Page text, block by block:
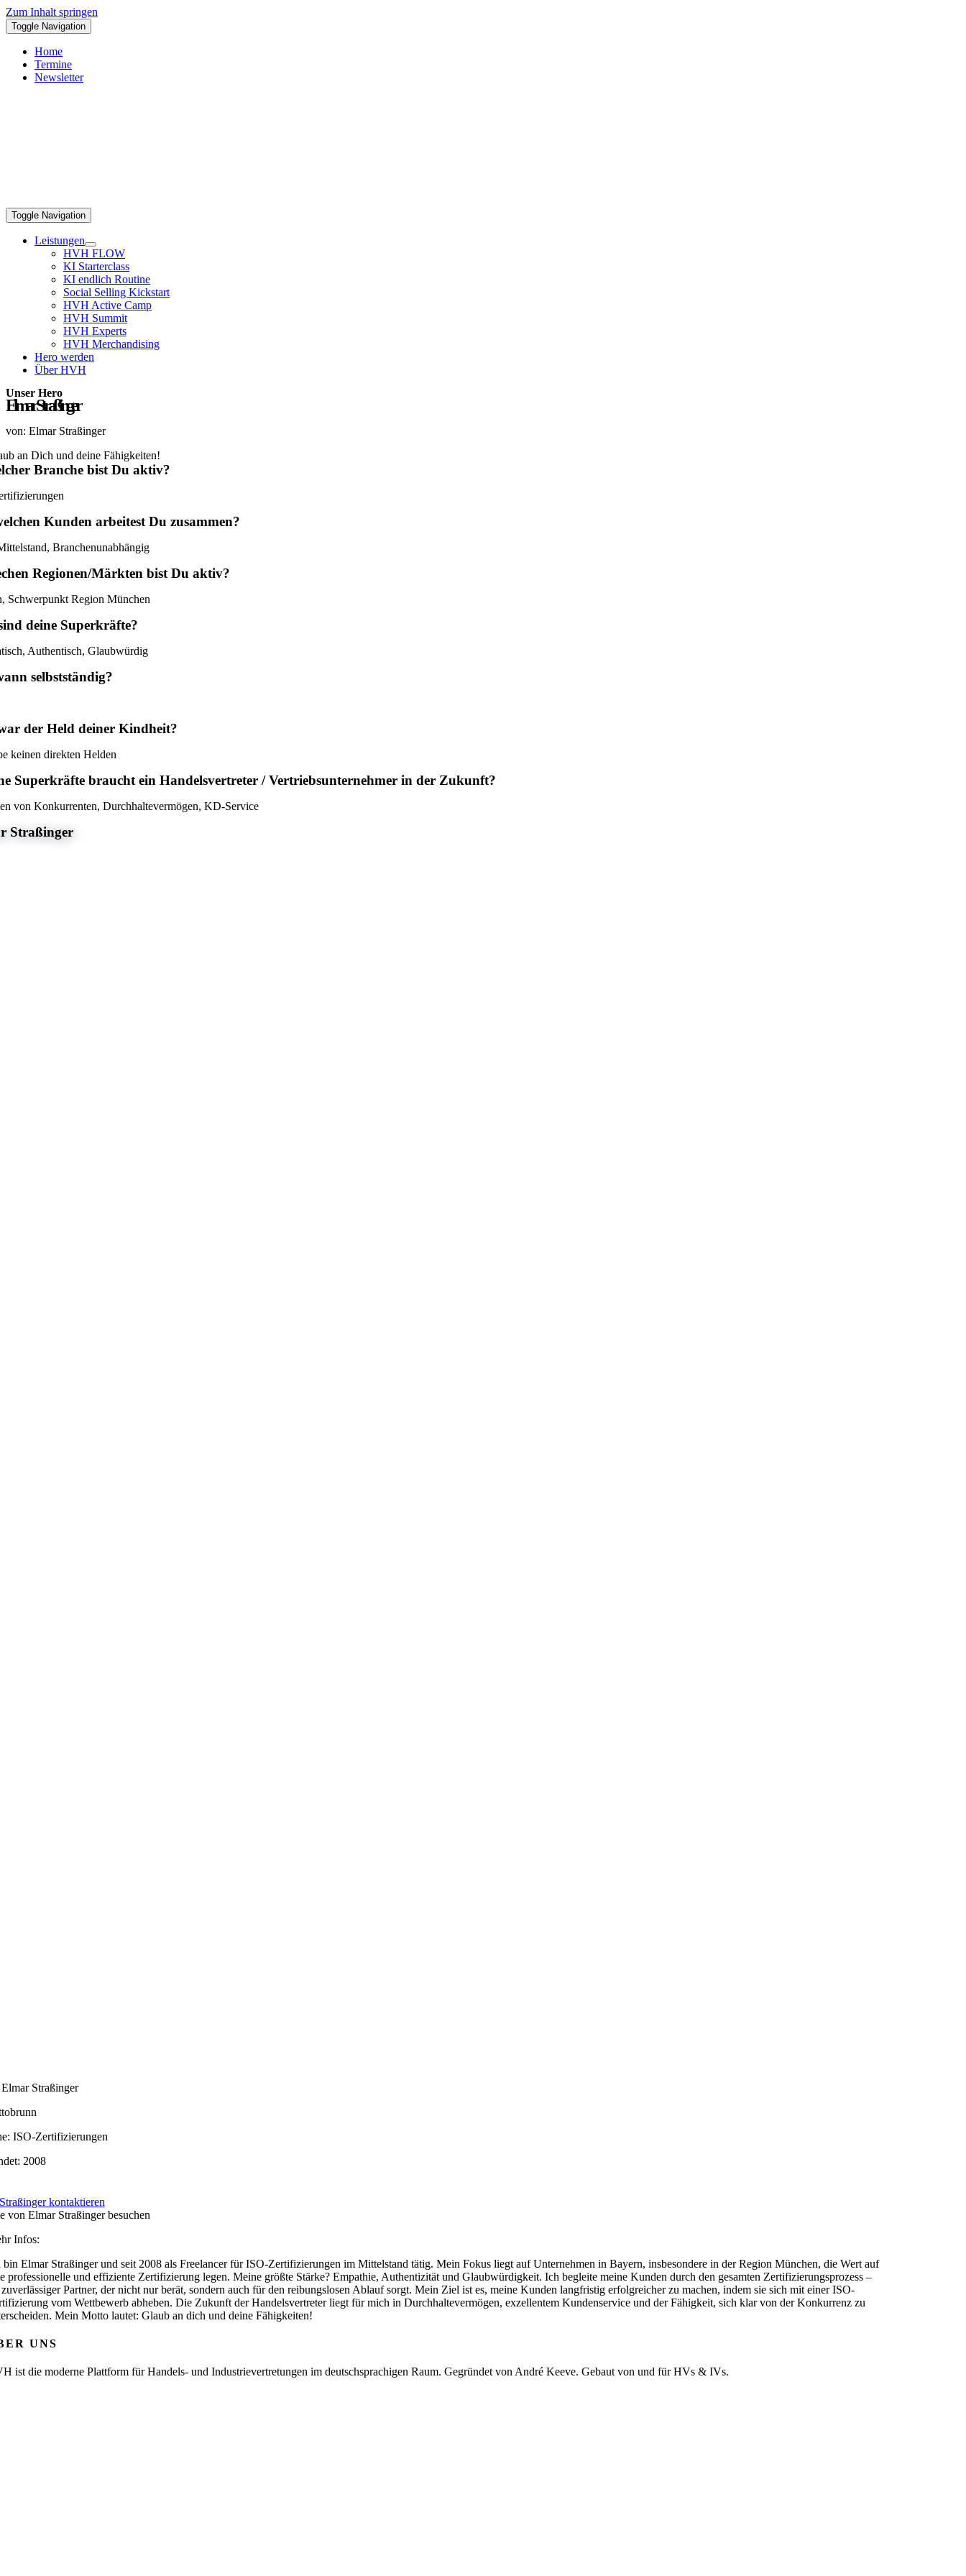
Zum Inhalt springen
Toggle Navigation
Home
Termine
Newsletter
Toggle Navigation
Leistungen
HVH FLOW
KI Starterclass
KI endlich Routine
Social Selling Kickstart
HVH Active Camp
HVH Summit
HVH Experts
HVH Merchandising
Hero werden
Über HVH
Unser Hero
Elmar Straßinger
von: Elmar Straßinger
an Dich und deine Fähigkeiten!
Branche bist Du aktiv?
Kunden arbeitest Du zusammen?
Branchenunabhängig
Regionen/Märkten bist Du aktiv?
Schwerpunkt Region München
deine Superkräfte?
Authentisch, Glaubwürdig
selbstständig?
der Held deiner Kindheit?
keinen direkten Helden
Superkräfte braucht ein Handelsvertreter / Vertriebsunternehmer in der Zukunft?
von Konkurrenten, Durchhaltevermögen, KD-Service
Straßinger
Straßinger
ISO-Zertifizierungen
2008
kontaktieren
von Elmar Straßinger besuchen
Infos:
bin Elmar Straßinger und seit 2008 als Freelancer für ISO-Zertifizierungen im Mittelstand tätig. Mein Fokus liegt auf Unternehmen in Bayern, insbesondere in der Region München, die Wert auf
professionelle und effiziente Zertifizierung legen. Meine größte Stärke? Empathie, Authentizität und Glaubwürdigkeit. Ich begleite meine Kunden durch den gesamten Zertifizierungsprozess –
zuverlässiger Partner, der nicht nur berät, sondern auch für den reibungslosen Ablauf sorgt. Mein Ziel ist es, meine Kunden langfristig erfolgreicher zu machen, indem sie sich mit einer ISO-
vom Wettbewerb abheben. Die Zukunft der Handelsvertreter liegt für mich in Durchhaltevermögen, exzellentem Kundenservice und der Fähigkeit, sich klar von der Konkurrenz zu
Mein Motto lautet: Glaub an dich und deine Fähigkeiten!
UNS
ist die moderne Plattform für Handels- und Industrievertretungen im deutschsprachigen Raum. Gegründet von André Keeve. Gebaut von und für HVs & IVs.